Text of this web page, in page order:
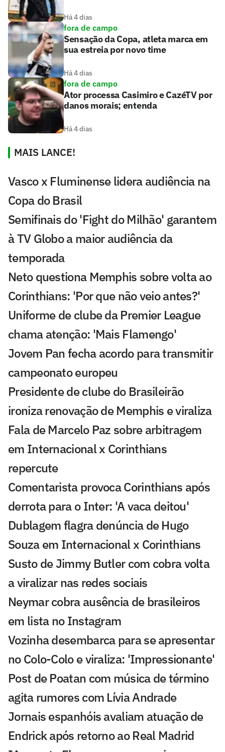
Há 4 dias
fora de campo
Sensação da Copa, atleta marca em
sua estreia por novo time
Há 4 dias
fora de campo
Ator processa Casimiro e CazéTV por
danos morais; entenda
Há 4 dias
MAIS LANCE!
Vasco x Fluminense lidera audiência na
Copa do Brasil
Semifinais do 'Fight do Milhão' garantem
à TV Globo a maior audiência da
temporada
Neto questiona Memphis sobre volta ao
Corinthians: 'Por que não veio antes?'
Uniforme de clube da Premier League
chama atenção: 'Mais Flamengo'
Jovem Pan fecha acordo para transmitir
campeonato europeu
Presidente de clube do Brasileirão
ironiza renovação de Memphis e viraliza
Fala de Marcelo Paz sobre arbitragem
em Internacional x Corinthians
repercute
Comentarista provoca Corinthians após
derrota para o Inter: 'A vaca deitou'
Dublagem flagra denúncia de Hugo
Souza em Internacional x Corinthians
Susto de Jimmy Butler com cobra volta
a viralizar nas redes sociais
Neymar cobra ausência de brasileiros
em lista no Instagram
Vozinha desembarca para se apresentar
no Colo-Colo e viraliza: 'Impressionante'
Post de Poatan com música de término
agita rumores com Lívia Andrade
Jornais espanhóis avaliam atuação de
Endrick após retorno ao Real Madrid